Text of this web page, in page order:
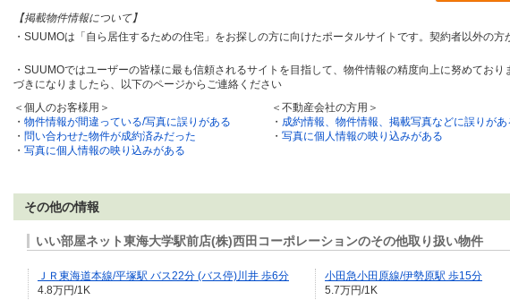
【掲載物件情報について】
・SUUMOは「自ら居住するための住宅」をお探しの方に向けたポータルサイトです。契約者以外の
・SUUMOではユーザーの皆様に最も信頼されるサイトを目指して、物件情報の精度向上に努めて
づきになりましたら、以下のページからご連絡ください
＜個人のお客様用＞
・ 物件情報が間違っている/写真に誤りがある
・ 問い合わせた物件が成約済みだった
・ 写真に個人情報の映り込みがある
＜不動産会社の方用＞
・ 成約情報、物件情報、掲載写真などに誤りがあ
・ 写真に個人情報の映り込みがある
その他の情報
いい部屋ネット東海大学駅前店(株)西田コーポレーションのその他取り扱い物件
ＪＲ東海道本線/平塚駅 バス22分 (バス停)川井 歩6分
4.8万円/1K
小田急小田原線/伊勢原駅 歩15分
5.7万円/1K